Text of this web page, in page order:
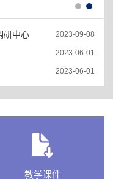
研中心 2023-09-08
2023-06-01
2023-06-01
教学课件